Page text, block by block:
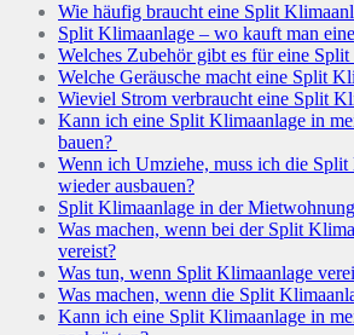
Wie häufig braucht eine Split
Split Klimaanlage – wo kauft man
Welches Zubehör gibt es für eine
Welche Geräusche macht eine Split
Wieviel Strom verbraucht eine Split
Kann ich eine Split Klimaanlage in
bauen?
Wenn ich Umziehe, muss ich die Split
wieder ausbauen?
Split Klimaanlage in der
Was machen, wenn bei der Split
vereist?
Was tun, wenn Split Klimaanlage
Was machen, wenn die Split
Kann ich eine Split Klimaanlage in